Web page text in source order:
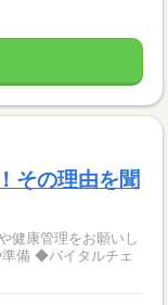
その理由を聞
健康管理をお願いし